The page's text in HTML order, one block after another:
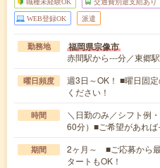
WEB登録OK 派遣
勤務地 福岡県宗像市
赤間駅から---分／東郷
曜日頻度
週3日～OK！ ■曜日固
ください！
時間
＼日勤のみ／シフト例
60分）■ご希望があれ
期間
2ヶ月～ ■ご応募から
タートもOK！